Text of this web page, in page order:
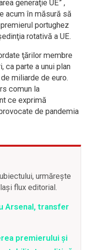
generaţie UE” ,
acum în măsură să
portughez
rotativă a UE.
ţărilor membre
ca parte a unui plan
miliarde de euro.
comun la
ce exprimă
de pandemia
urmărește
flux editorial.
Arsenal, transfer
premierului și